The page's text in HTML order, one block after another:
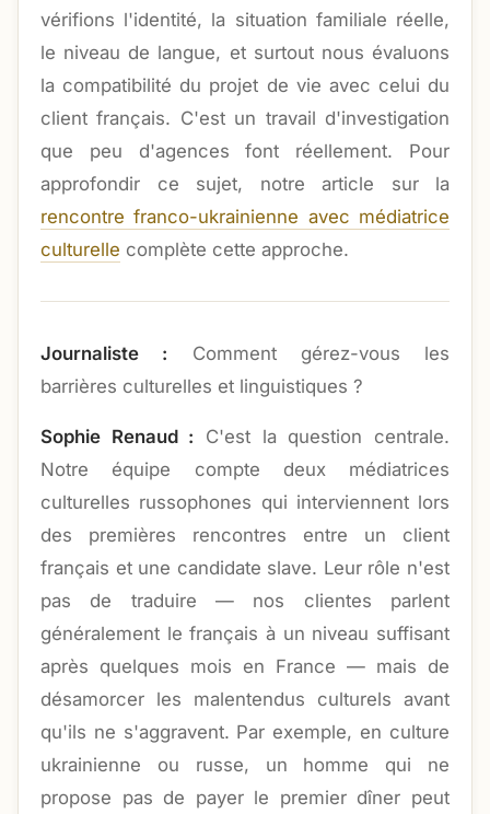
vérifions l'identité, la situation familiale réelle,
le niveau de langue, et surtout nous évaluons
la compatibilité du projet de vie avec celui du
client français. C'est un travail d'investigation
que peu d'agences font réellement. Pour
approfondir ce sujet, notre article sur la
rencontre franco-ukrainienne avec médiatrice
culturelle complète cette approche.
Journaliste : Comment gérez-vous les
barrières culturelles et linguistiques ?
Sophie Renaud : C'est la question centrale.
Notre équipe compte deux médiatrices
culturelles russophones qui interviennent lors
des premières rencontres entre un client
français et une candidate slave. Leur rôle n'est
pas de traduire — nos clientes parlent
généralement le français à un niveau suffisant
après quelques mois en France — mais de
désamorcer les malentendus culturels avant
qu'ils ne s'aggravent. Par exemple, en culture
ukrainienne ou russe, un homme qui ne
propose pas de payer le premier dîner peut